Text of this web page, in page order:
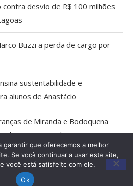
contra desvio de R$ 100 milhões
Buzzi a perda de cargo por
sustentabilidade e
alunos de Anastácio
de Miranda e Bodoquena
proposta do ICMBio
AI-5 viram pesquisadores
garantir que oferecemos a melhor
Se você continuar a usar este site,
você está satisfeito com ele.
Ok